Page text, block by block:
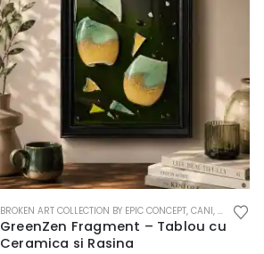
,CANI, CESTI & PAHARE ,CELE MAI DORITE ,HOME & DECO
BROKEN ART COLLECTION BY EPIC CONCEPT, CANI, CESTI & PAHARE
GreenZen Fragment – Tablou cu
Ceramica si Rasina